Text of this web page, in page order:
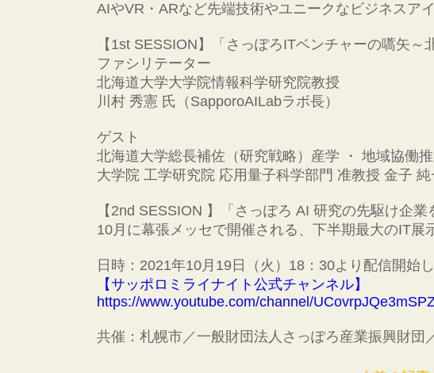
AIやVR・ARなど先端技術やユニークなビジネスア
【1st SESSION】「さっぽろITベンチャーの嚆矢～
ファシリテーター
北海道大学大学院情報科学研究院教授
川村 秀憲 氏（SapporoAILabラボ長）
ゲスト
北海道大学総長補佐（研究戦略）産学 ・ 地域協働
大学院 工学研究院 応用量子科学部門 准教授 金子 純
【2nd SESSION 】「さっぽろ AI 研究の先駆け企業
10月に幕張メッセで開催される、下半期最大のIT展
日時：2021年10月19日（火）18：30より配信開始し
【サッポロミライナイト公式チャンネル】
https://www.youtube.com/channel/
共催：札幌市／一般財団法人さっぽろ産業振興財